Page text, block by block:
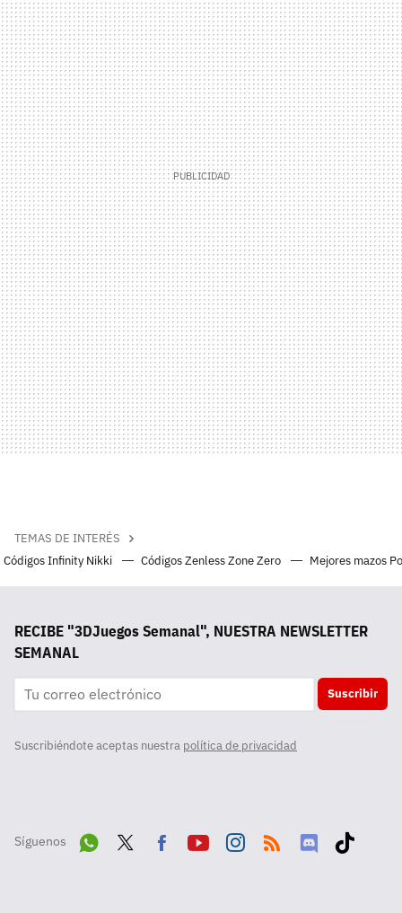
TEMAS DE INTERÉS
Códigos Infinity Nikki
Códigos Zenless Zone Zero Mejores mazos
RECIBE "3DJuegos Semanal", NUESTRA NEWSLETTER
SEMANAL
Suscribir
Suscribiéndote aceptas nuestra política de privacidad
Síguenos